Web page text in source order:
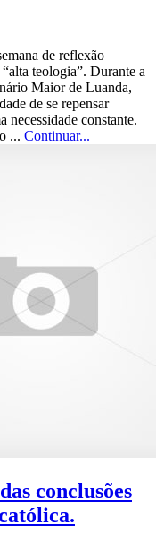
de reflexão
teologia”. Durante a
Maior de Luanda,
de se repensar
necessidade constante.
... Continuar...
conclusões